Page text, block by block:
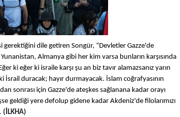
gerektiğini dile getiren Songür, “Devletler Gazze'de
Almanya gibi her kim varsa bunların karşısında
ki eğer ki israile karşı şu an biz tavır alamazsanız yarın
İsrail duracak; hayır durmayacak. İslam coğrafyasının
sonrası için Gazze'de ateşkes sağlanana kadar orayı
geldiği yere defolup gidene kadar Akdeniz'de filolarımızı
(İLKHA)